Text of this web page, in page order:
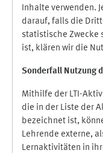
Inhalte verwenden.
darauf, falls die
statistische Zwecke
ist, klären wir die
Sonderfall Nutzung
Mithilfe der LTI-
die in der Liste der
bezeichnet ist,
Lehrende externe,
Lernaktivitäten in